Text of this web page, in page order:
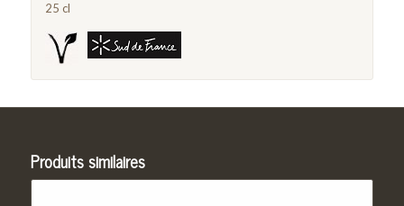
25 cl
Produits similaires